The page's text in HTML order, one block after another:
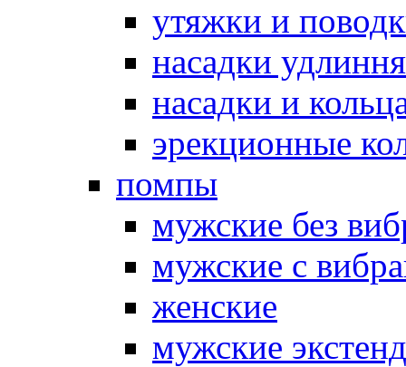
утяжки и
насадки
насадки и
эрекционные
помпы
мужские без
мужские с
женские
мужские